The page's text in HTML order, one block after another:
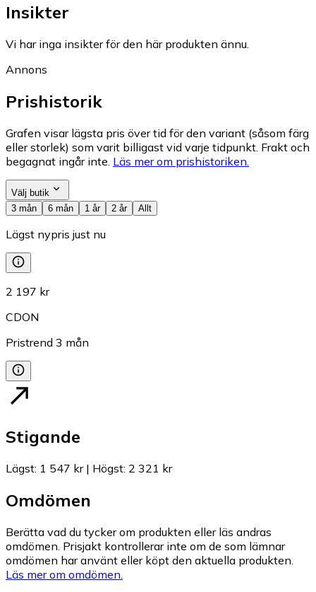
Insikter
Vi har inga insikter för den här produkten ännu.
Annons
Prishistorik
Grafen visar lägsta pris över tid för den variant (såsom färg
eller storlek) som varit billigast vid varje tidpunkt. Frakt och
begagnat ingår inte. Läs mer om prishistoriken.
Välj butik
3 mån
6 mån 1 år 2 år Allt
Lägst nypris just nu
2 197 kr
CDON
Pristrend 3 mån
Stigande
Lägst: 1 547 kr| Högst: 2 321 kr
Omdömen
Berätta vad du tycker om produkten eller läs andras
omdömen. Prisjakt kontrollerar inte om de som lämnar
omdömen har använt eller köpt den aktuella produkten.
Läs mer om omdömen.